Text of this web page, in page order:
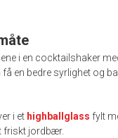
i en cocktailshaker
få en bedre syrlighet og
i et highballglass fylt
friskt jordbær.